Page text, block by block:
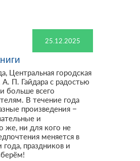
25.12.2025
Центральная городская
П. Гайдара с радостью
больше всего
В течение года
произведения –
и
же, ни для кого не
меняется в
праздников и